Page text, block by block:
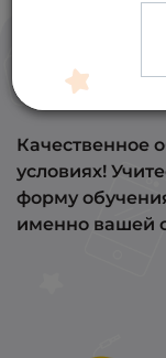
Формы
Качественное
условиях!
форму
именно вашей